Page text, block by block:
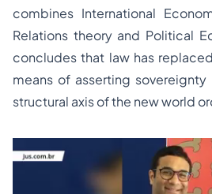
combines International
Relations theory and Political
concludes that law has
means of asserting
structural axis of the new world